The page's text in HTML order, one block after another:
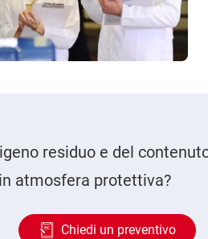
residuo e del
atmosfera protettiva?
Chiedi un preventivo